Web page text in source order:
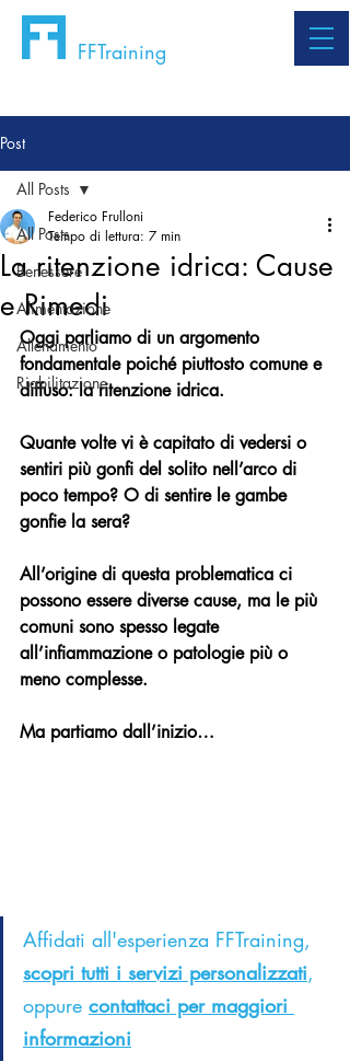
FFTraining
Post
All Posts
Benessere
Alimentazione
Allenamento
Riabilitazione
All Posts
La ritenzione idrica: Cause
e Rimedi
Federico Frulloni
Tempo di lettura: 7 min
Oggi parliamo di un argomento
fondamentale poiché piuttosto comune e
diffuso: la ritenzione idrica.
Quante volte vi è capitato di vedersi o
sentiri più gonfi del solito nell’arco di
poco tempo? O di sentire le gambe
gonfie la sera?
All’origine di questa problematica ci
possono essere diverse cause, ma le più
comuni sono spesso legate
all’infiammazione o patologie più o
meno complesse.
Ma partiamo dall’inizio…
Affidati all'esperienza FFTraining,
scopri tutti i servizi personalizzati,
oppure contattaci per maggiori
informazioni